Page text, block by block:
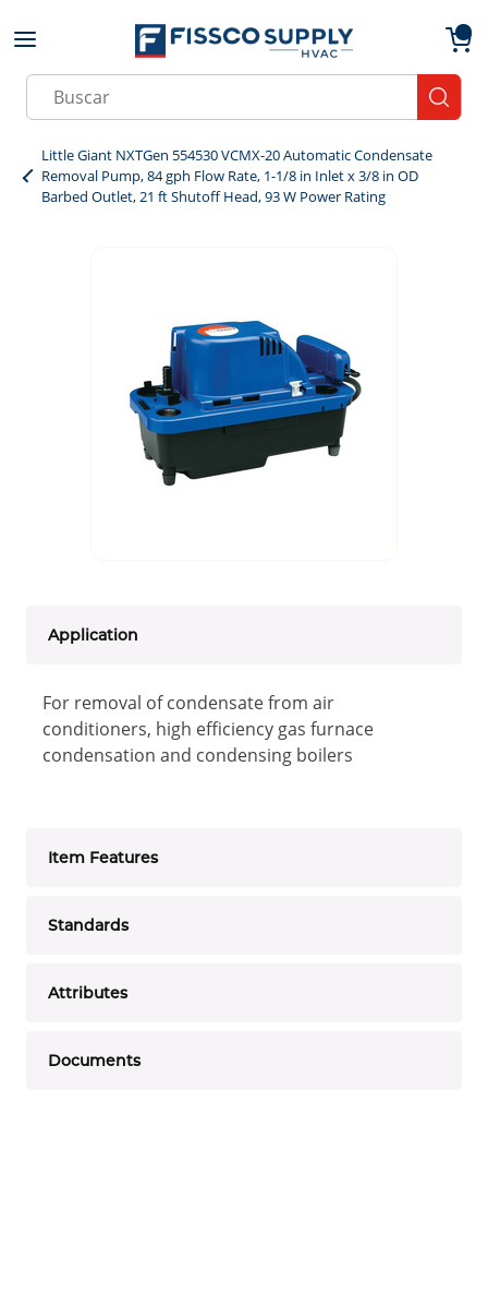
Skip to main content
Site Search
Little Giant NXTGen 554530 VCMX-20 Automatic Condensate
Removal Pump, 84 gph Flow Rate, 1-1/8 in Inlet x 3/8 in OD
Barbed Outlet, 21 ft Shutoff Head, 93 W Power Rating
Application
For removal of condensate from air
conditioners, high efficiency gas furnace
condensation and condensing boilers
Item Features
Standards
Attributes
Documents